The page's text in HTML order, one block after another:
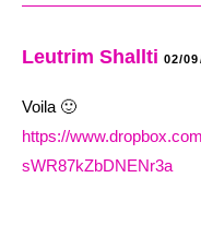
Leutrim Shallti 02/
Voila 🙂
https://
sWR87kZbDNENr3a